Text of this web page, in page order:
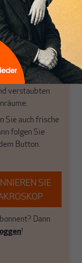
die
Filterblase,
viele
haben. Wir
und
frische Luft in die
verstaubten
Sie auch frische
folgen Sie
Button.
SIE
Dann
!